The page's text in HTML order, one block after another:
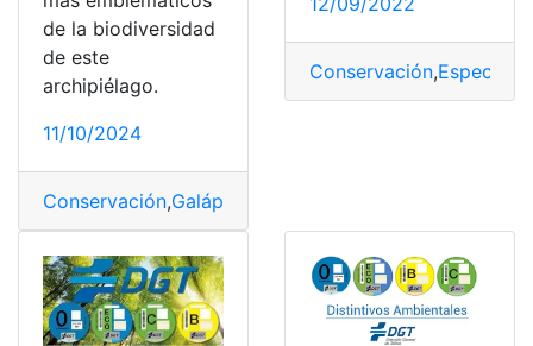
de la biodiversidad
de este
archipiélago.
11/10/2024
Conservación,Galápagos
Conservación,Especies